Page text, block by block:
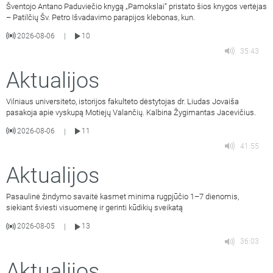
Šventojo Antano Paduviečio knygą „Pamokslai“ pristato šios knygos vertėjas
– Patilčių Šv. Petro Išvadavimo parapijos klebonas, kun.
2026-08-06
10
35:43
Aktualijos
Vilniaus universiteto, istorijos fakulteto dėstytojas dr. Liudas Jovaiša
pasakoja apie vyskupą Motiejų Valančių. Kalbina Žygimantas Jacevičius.
2026-08-06 |
11
41:55
Aktualijos
Pasaulinė žindymo savaitė kasmet minima rugpjūčio 1–7 dienomis,
siekiant šviesti visuomenę ir gerinti kūdikių sveikatą
2026-08-05
13
36:03